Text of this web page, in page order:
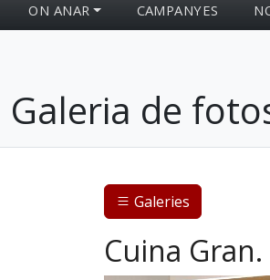
ON ANAR CAMPANYES
Galeria de
Galeries
Cuina